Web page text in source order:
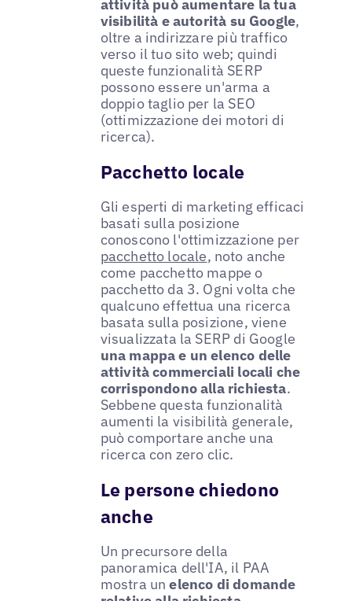
attività può aumentare la tua
visibilità e autorità su Google,
oltre a indirizzare più traffico
verso il tuo sito web; quindi
queste funzionalità SERP
possono essere un'arma a
doppio taglio per la SEO
(ottimizzazione dei motori di
ricerca).
Pacchetto locale
Gli esperti di marketing efficaci
basati sulla posizione
conoscono l'ottimizzazione per
pacchetto locale, noto anche
come pacchetto mappe o
pacchetto da 3. Ogni volta che
qualcuno effettua una ricerca
basata sulla posizione, viene
visualizzata la SERP di Google
una mappa e un elenco delle
attività commerciali locali che
corrispondono alla richiesta.
Sebbene questa funzionalità
aumenti la visibilità generale,
può comportare anche una
ricerca con zero clic.
Le persone chiedono
anche
Un precursore della
panoramica dell'IA, il PAA
mostra unelenco di domande